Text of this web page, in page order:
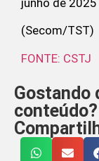
(Secom/TST)
FONTE: CSTJ
Gostando
conteúdo?